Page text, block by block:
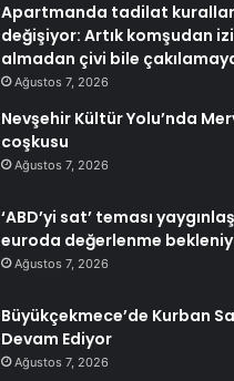
Apartmanda tadilat
değişiyor: Artık komşudan
almadan çivi bile
Ağustos 7, 2026
Nevşehir Kültür Yolu’nda
coşkusu
Ağustos 7, 2026
‘ABD’yi sat’ teması
euroda değerlenme
Ağustos 7, 2026
Büyükçekmece’de Kurban
Devam Ediyor
Ağustos 7, 2026